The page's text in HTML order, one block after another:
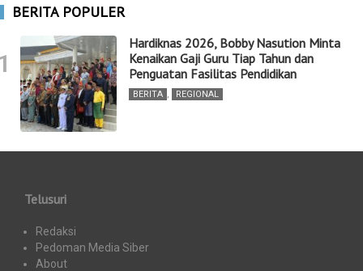
BERITA POPULER
Hardiknas 2026, Bobby Nasution Minta
Kenaikan Gaji Guru Tiap Tahun dan
Penguatan Fasilitas Pendidikan
BERITA , REGIONAL
Telusuri
Redaksi
Pedoman Media Siber
About